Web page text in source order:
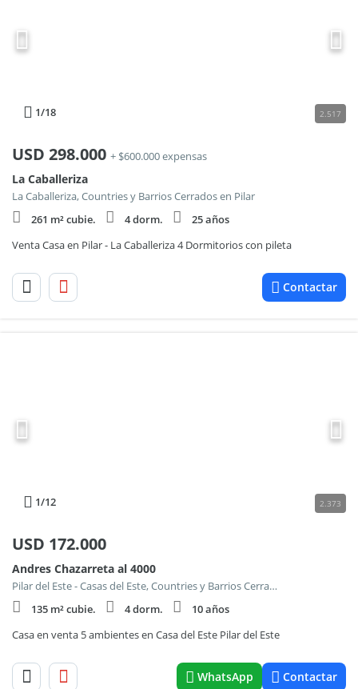
1/18 2.517
USD 298.000 + $600.000 expensas
La Caballeriza
La Caballeriza, Countries y Barrios Cerrados en Pilar
261 m² cubie.
4 dorm.
25 años
Venta Casa en Pilar - La Caballeriza 4 Dormitorios con pileta
Contactar
1/12 2.373
USD 172.000
Andres Chazarreta al 4000
Pilar del Este - Casas del Este, Countries y Barrios Cerrados en Pilar
135 m² cubie.
4 dorm.
10 años
Casa en venta 5 ambientes en Casa del Este Pilar del Este
WhatsApp Contactar